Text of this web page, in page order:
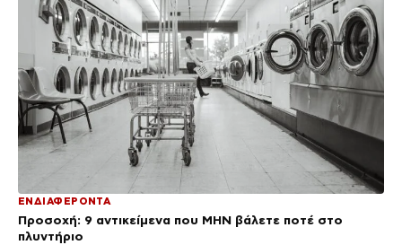
ΕΝΔΙΑΦΕΡΟΝΤΑ
Προσοχή: 9 αντικείμενα που ΜΗΝ βάλετε ποτέ στο
πλυντήριο